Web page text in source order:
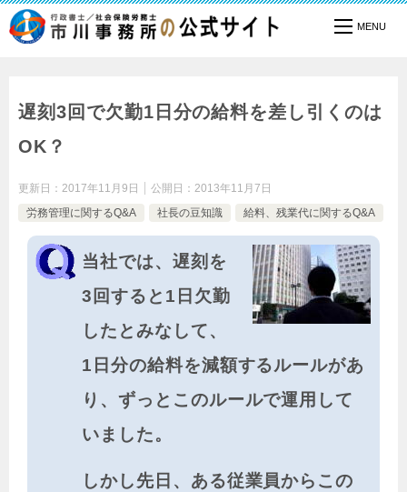
TOP 社長の豆知識
労務管理に関するQ&A
遅刻3回で欠勤1日分の給料を差し引くのはOK？
遅刻3回で欠勤1日分の給料を差し引くのは
OK？
更新日： 2017年11月9日 公開日： 2013年11月7日
労務管理に関するQ&A
社長の豆知識 給料、残業代に関するQ&A
当社では、遅刻を
3回すると1日欠勤
したとみなして、
1日分の給料を減額するルールがあ
り、ずっとこのルールで運用して
いました。
しかし先日、ある従業員からこの